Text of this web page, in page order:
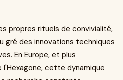
propres rituels de convivialité,
gré des innovations techniques
En Europe, et plus
cette dynamique